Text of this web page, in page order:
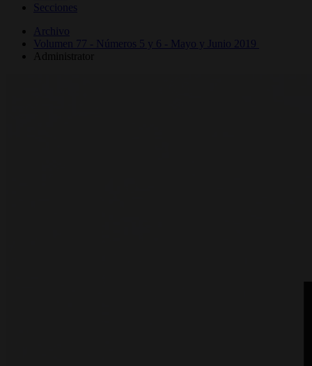
Secciones
Archivo
Volumen 77 - Números 5 y 6 - Mayo y Junio 2019
Administrator